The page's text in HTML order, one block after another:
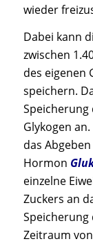
wieder
Dabei kann
zwischen
des eigenen
speichern.
Speicherung
Glykogen
das
Hormon
einzelne
Zuckers an
Speicherung
Zeitraum